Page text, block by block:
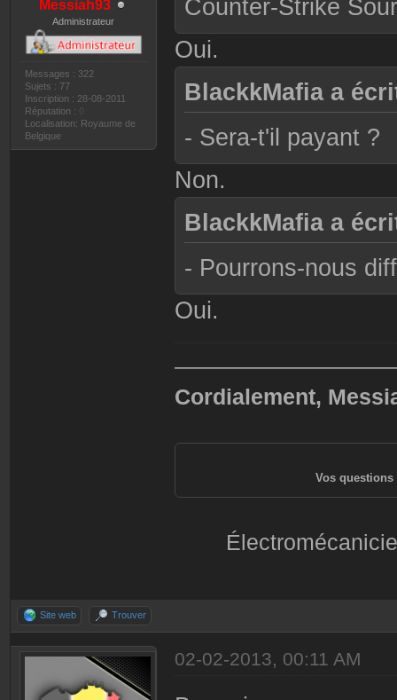
Messiah93
Administrateur
Messages : 322
Sujets : 77
Inscription : 28-08-2011
Réputation :
Localisation: Royaume de
Belgique
Counter-Strike
Oui.
BlackkMafia a
- Sera-t'il payant ?
Non.
BlackkMafia a
- Pourrons-nous
Oui.
Cordialement,
Vos questions
Site web Trouver
02-02-2013, 00:11 AM